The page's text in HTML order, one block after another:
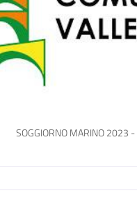
SOGGIORNO MARINO 2023 -